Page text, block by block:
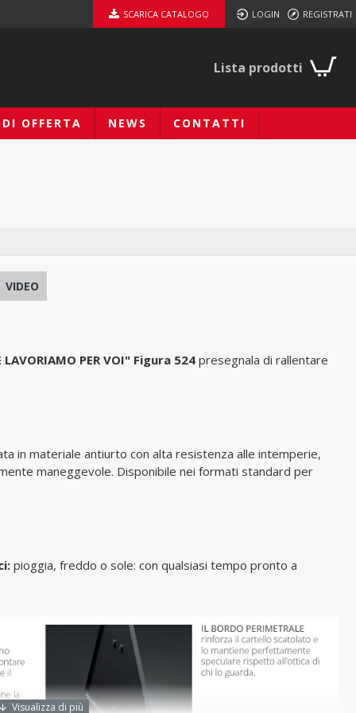
SCARICA CATALOGO LOGIN REGISTRATI
Lista prodotti
OFFERTA NEWS CONTATTI
VIDEO
LAVORIAMO PER VOI" Figura 524 presegnala di rallentare
in materiale antiurto con alta resistenza alle intemperie,
maneggevole. Disponibile nei formati standard per
pioggia, freddo o sole: con qualsiasi tempo pronto a